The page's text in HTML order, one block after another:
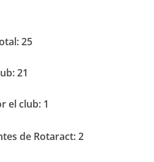
25
21
el club: 1
de Rotaract: 2